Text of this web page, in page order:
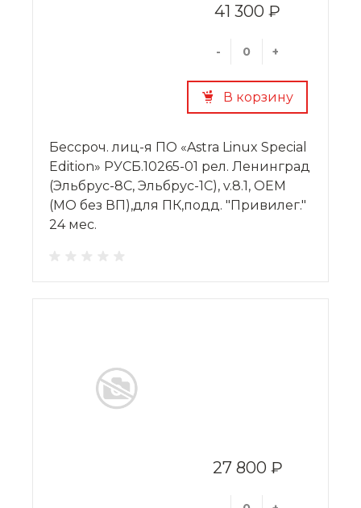
41 300 ₽
- +
В корзину
Бессроч. лиц-я ПО «Astra Linux Special
Edition» РУСБ.10265-01 рел. Ленинград
(Эльбрус-8С, Эльбрус-1С), v.8.1, OEM
(МО без ВП),для ПК,подд. "Привилег."
24 мес.
27 800 ₽